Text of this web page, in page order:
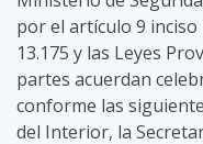
por el artículo 9 inciso
13.175 y las Leyes
partes acuerdan
conforme las
del Interior, la